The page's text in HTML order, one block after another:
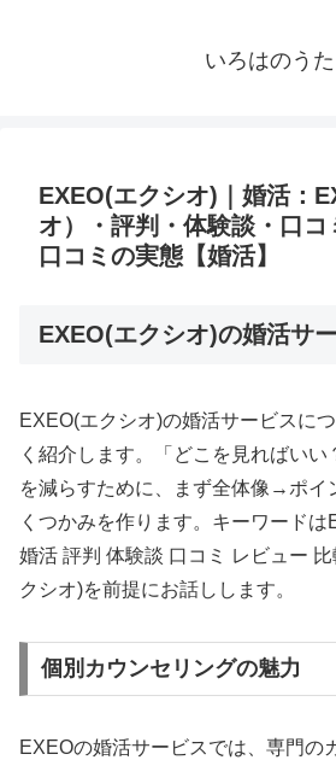
いろはのうた
EXEO(エクシオ)｜婚活：
オ）・評判・体験談・口コ
口コミの実態【婚活】
EXEO(エクシオ)の婚活サ
EXEO(エクシオ)の婚活サービスに
く紹介します。「どこを見ればい
を減らすために、まず全体像→ポ
くつかみを作ります。キーワードは
婚活 評判 体験談 口コミ レビュー
クシオ)を前提にお話しします。
個別カウンセリングの魅力
EXEOの婚活サービスでは、専門の